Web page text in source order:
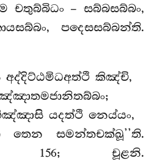
චතුබ්බිධං – සබ්බසබ්බං,
පදෙසසබ්බන්ති.
අද්දිට්ඨමිධඅත්ථි කිඤ්චි,
යදත්ථි නෙය්යං,
තෙන සමන්තචක්ඛූ’’ති.
156; චූළනි.